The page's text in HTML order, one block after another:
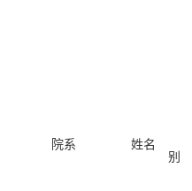
院系 姓名
别